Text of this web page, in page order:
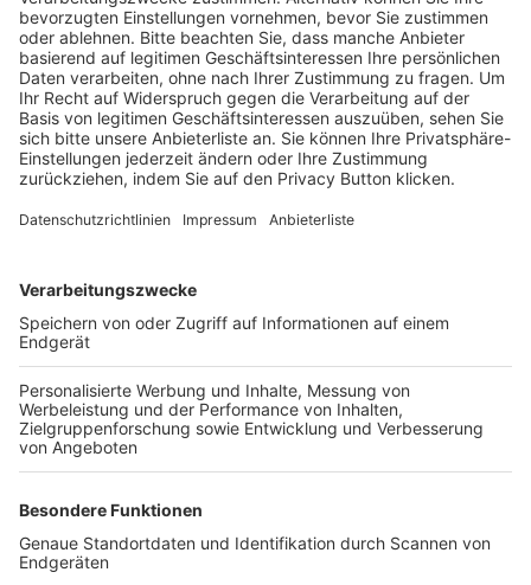
Schulungsangebot Vereinsmitarbeiter
BFV-Geschäftsstellen
Trainerbörse
Login SpielPlus
FOLGE DEM BFV
TOP-VEREINE
TOP-PARTNER